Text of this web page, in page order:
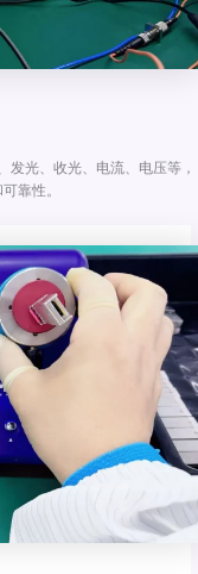
发光、收光、电流、电压等，
靠性。